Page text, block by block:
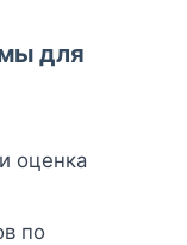
для
оценка
по